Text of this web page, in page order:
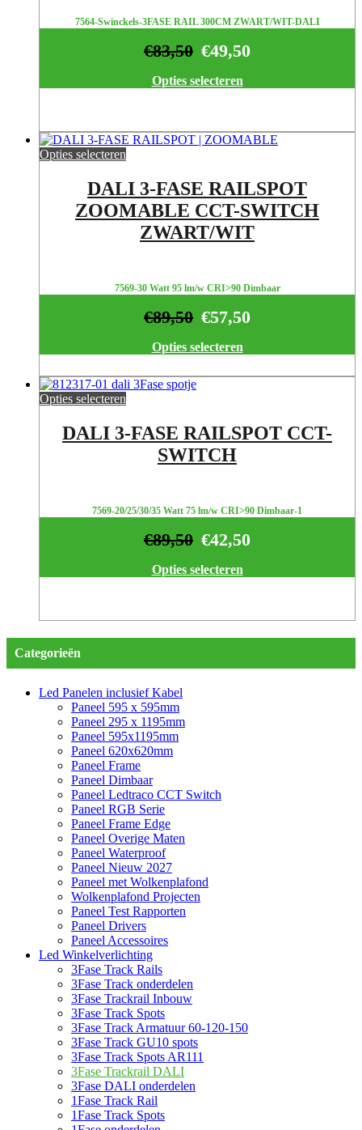
7564-Swinckels-3FASE RAIL 300CM ZWART/WIT-DALI
€49,50
€83,50
Opties selecteren
Opties selecteren
DALI 3-FASE RAILSPOT
ZOOMABLE CCT-SWITCH
ZWART/WIT
7569-30 Watt 95 lm/w CRI>90 Dimbaar
€57,50
€89,50
Opties selecteren
Opties selecteren
DALI 3-FASE RAILSPOT CCT-
SWITCH
7569-20/25/30/35 Watt 75 lm/w CRI>90 Dimbaar-1
€42,50
€89,50
Opties selecteren
Categorieën
Led Panelen inclusief Kabel
Paneel 595 x 595mm
Paneel 295 x 1195mm
Paneel 595x1195mm
Paneel 620x620mm
Paneel Frame
Paneel Dimbaar
Paneel Ledtraco CCT Switch
Paneel RGB Serie
Paneel Frame Edge
Paneel Overige Maten
Paneel Waterproof
Paneel Nieuw 2027
Paneel met Wolkenplafond
Wolkenplafond Projecten
Paneel Test Rapporten
Paneel Drivers
Paneel Accessoires
Led Winkelverlichting
3Fase Track Rails
3Fase Track onderdelen
3Fase Trackrail Inbouw
3Fase Track Spots
3Fase Track Armatuur 60-120-150
3Fase Track GU10 spots
3Fase Track Spots AR111
3Fase Trackrail DALI
3Fase DALI onderdelen
1Fase Track Rail
1Fase Track Spots